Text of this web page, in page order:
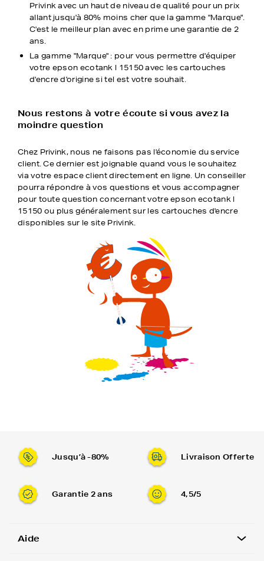
Privink avec un haut de niveau de qualité pour un prix
allant jusqu'à 80% moins cher que la gamme "Marque".
C'est le meilleur plan avec en prime une garantie de 2
ans.
La gamme "Marque" : pour vous permettre d'équiper
votre epson ecotank l 15150 avec les cartouches
d'encre d'origine si tel est votre souhait.
Nous restons à votre écoute si vous avez la
moindre question
Chez Privink, nous ne faisons pas l'économie du service
client. Ce dernier est joignable quand vous le souhaitez
via votre espace client directement en ligne. Un conseiller
pourra répondre à vos questions et vous accompagner
pour toute question concernant votre epson ecotank l
15150 ou plus généralement sur les cartouches d'encre
disponibles sur le site Privink.
Jusqu’à -80% Livraison Offerte
Garantie 2 ans 4,5/5
Aide